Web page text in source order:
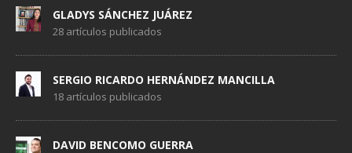
GLADYS SÁNCHEZ JUÁREZ
28 artículos publicados
SERGIO RICARDO HERNÁNDEZ MANCILLA
18 artículos publicados
DAVID BENCOMO GUERRA